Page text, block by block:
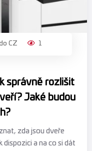
CZ 1
správně rozlišit
Jaké budou
zda jsou dveře
dispozici a na co si dát